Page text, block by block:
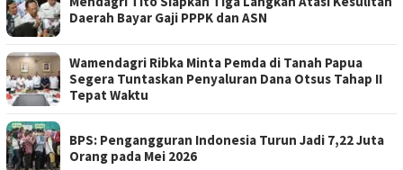
Daerah Bayar Gaji PPPK dan ASN
Wamendagri Ribka Minta Pemda di Tanah Papua
Segera Tuntaskan Penyaluran Dana Otsus Tahap II
Tepat Waktu
BPS: Pengangguran Indonesia Turun Jadi 7,22 Juta
Orang pada Mei 2026